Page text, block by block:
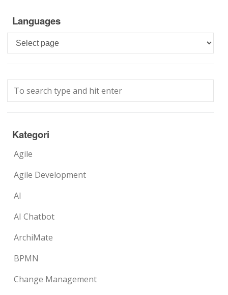
Languages
Languages
Kategori
Agile
Agile Development
AI
AI Chatbot
ArchiMate
BPMN
Change Management